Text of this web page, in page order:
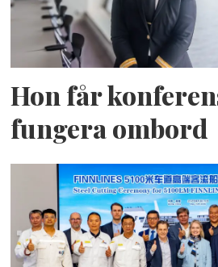
Hon får
fungera ombord